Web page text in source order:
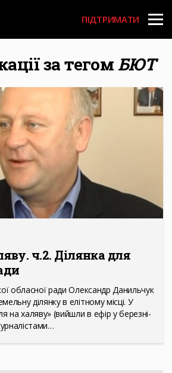
User
account
menu
ПІДТРИМАТИ
за тегом БЮТ
ч.2. Ділянка для
обласної ради Олександр Данильчук
ділянку в елітному місці. У
на халяву» (вийшли в ефір у березні-